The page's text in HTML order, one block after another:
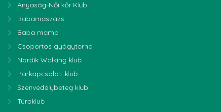
Anyaság-Női kőr Klub
Babamaszázs
Baba mama
Csoportos gyógytorna
Nordik Walking klub
Párkapcsolati klub
Szenvedélybeteg klub
Túraklub